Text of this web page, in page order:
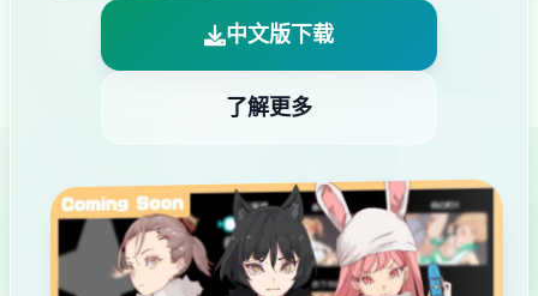
中文版下载
了解更多